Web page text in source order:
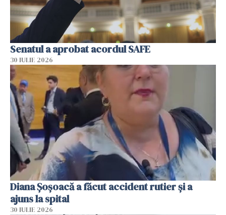
Senatul a aprobat acordul SAFE
30 IULIE 2026
Diana Șoșoacă a făcut accident rutier și a
ajuns la spital
30 IULIE 2026